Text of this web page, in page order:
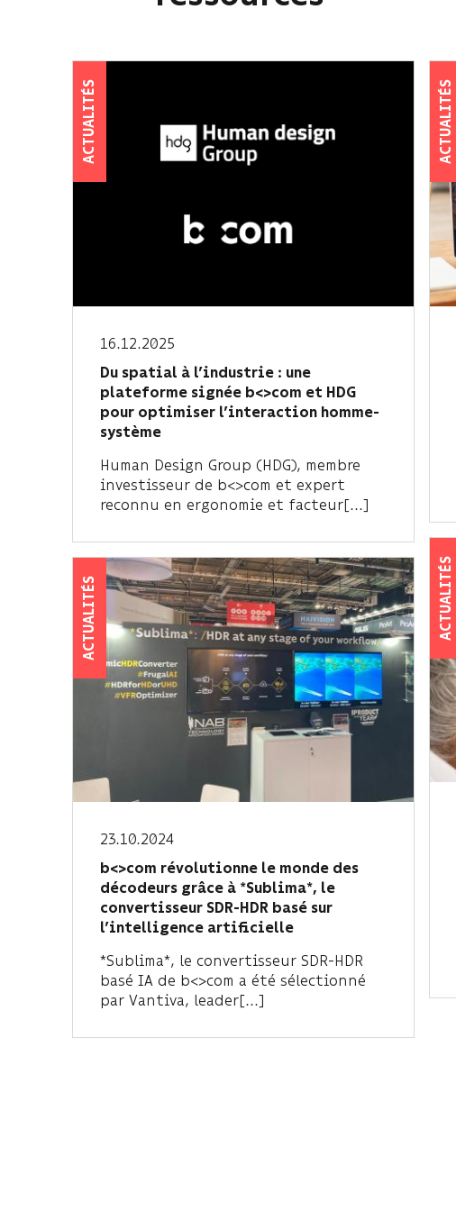
ACTUALITÉS
16.12.2025
Du spatial à l’industrie : une
plateforme signée b<>com et HDG
pour optimiser l’interaction homme-
système
Human Design Group (HDG), membre
investisseur de b<>com et expert
reconnu en ergonomie et facteur[...]
ACTUALITÉS
ACTUALITÉS
ACTUALITÉS
23.10.2024
b<>com révolutionne le monde des
décodeurs grâce à *Sublima*, le
convertisseur SDR-HDR basé sur
l’intelligence artificielle
*Sublima*, le convertisseur SDR-HDR
basé IA de b<>com a été sélectionné
par Vantiva, leader[...]